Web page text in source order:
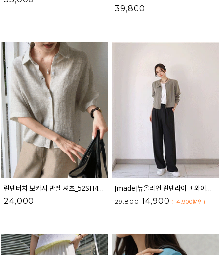
39,800
린넨터치 보카시 반팔 셔츠_52SH417
24,000
[made]뉴올리언 린넨라이크 와이드 밴딩팬츠_51PT2021
29,800 14,900 (14,900할인 )